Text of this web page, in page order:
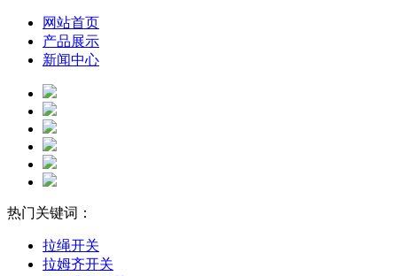
网站首页
产品展示
新闻中心
热门关键词：
拉绳开关
拉姆齐开关